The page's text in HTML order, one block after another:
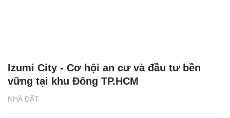
NHÀ ĐẤT
Izumi City - Cơ hội an cư và đầu tư bền
vững tại khu Đông TP.HCM